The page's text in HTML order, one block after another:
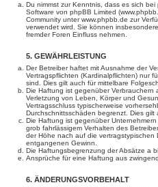
Du nimmst zur Kenntnis, dass es sich bei
Software von phpBB Limited
Community unter www.phpbb.de zur
verwendet wird. Sie können
fremder Foren Einfluss nehmen.
5. GEWÄHRLEISTUNG
Der Betreiber haftet mit Ausnahme der
Vertragspflichten (Kardinalpflichten) nur
sind. Dies gilt auch für mittelbare
Die Haftung ist gegenüber Verbrauchern
Verletzung von Leben, Körper und
Vertragsschluss typischerweise
Durchschnittsschäden begrenzt. Dies
Die Haftung ist gegenüber
grob fahrlässigem Verhalten des
der Höhe nach auf die
entgangenen Gewinn.
Die Haftungsbegrenzung der Absätze a
Ansprüche für eine Haftung aus
6. ÄNDERUNGSVORBEHALT